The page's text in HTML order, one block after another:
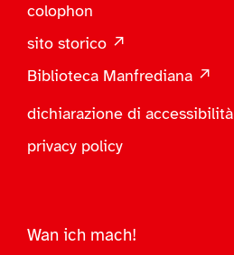
colophon
sito storico ↗
Biblioteca Manfrediana ↗
dichiarazione di accessibilità
privacy policy
Wan ich mach!